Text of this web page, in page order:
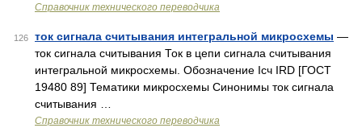
Справочник технического переводчика
126 ток сигнала считывания интегральной микросхемы —
ток сигнала считывания Ток в цепи сигнала считывания
интегральной микросхемы. Обозначение Iсч IRD [ГОСТ
19480 89] Тематики микросхемы Синонимы ток сигнала
считывания …
Справочник технического переводчика